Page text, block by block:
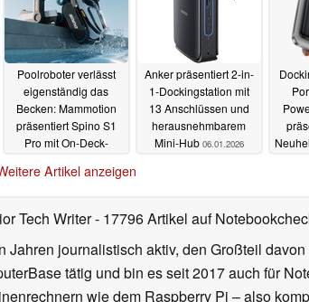
Poolroboter verlässt
eigenständig das
Becken: Mammotion
präsentiert Spino S1
Pro mit On-Deck-
Anker präsentiert 2-in-
1-Dockingstation mit
13 Anschlüssen und
herausnehmbarem
Mini-Hub 06.01.2026
Artikel anzeigen
Tech Writer- 17796 Artikel auf
Jahren journalistisch aktiv, den Großteil
tätig und bin es seit 2017 auch für
wie dem Raspberry Pi – also